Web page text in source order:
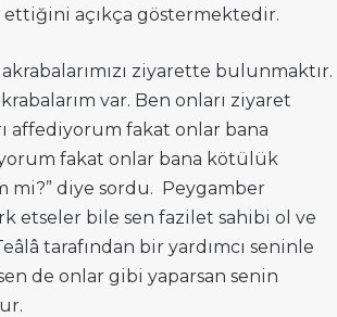
ettiğini açıkça göstermektedir.
ziyarette bulunmaktır.
var. Ben onları ziyaret
affediyorum fakat onlar bana
fakat onlar bana kötülük
mi?” diye sordu. Peygamber
etseler bile sen fazilet sahibi ol ve
tarafından bir yardımcı seninle
de onlar gibi yaparsan senin